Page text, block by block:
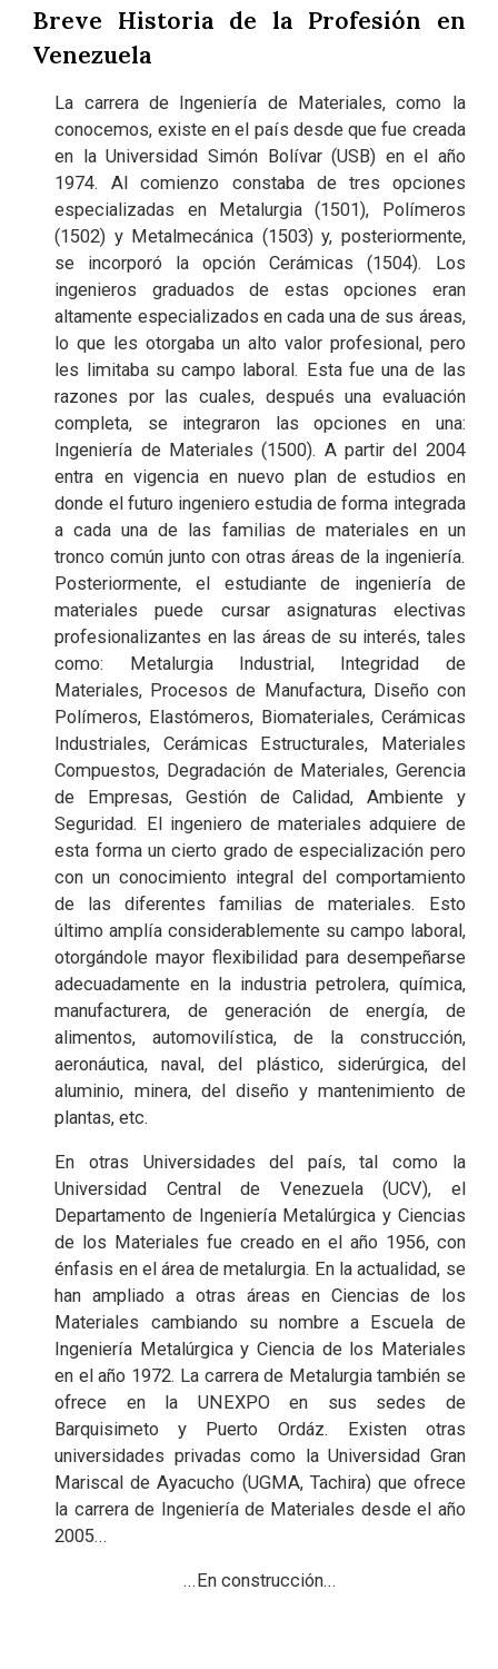
Breve Historia de la Profesión en
Venezuela
La carrera de Ingeniería de Materiales, como la
conocemos, existe en el país desde que fue creada
en la Universidad Simón Bolívar (USB) en el año
1974. Al comienzo constaba de tres opciones
especializadas en Metalurgia (1501), Polímeros
(1502) y Metalmecánica (1503) y, posteriormente,
se incorporó la opción Cerámicas (1504). Los
ingenieros graduados de estas opciones eran
altamente especializados en cada una de sus áreas,
lo que les otorgaba un alto valor profesional, pero
les limitaba su campo laboral. Esta fue una de las
razones por las cuales, después una evaluación
completa, se integraron las opciones en una:
Ingeniería de Materiales (1500). A partir del 2004
entra en vigencia en nuevo plan de estudios en
donde el futuro ingeniero estudia de forma integrada
a cada una de las familias de materiales en un
tronco común junto con otras áreas de la ingeniería.
Posteriormente, el estudiante de ingeniería de
materiales puede cursar asignaturas electivas
profesionalizantes en las áreas de su interés, tales
como: Metalurgia Industrial, Integridad de
Materiales, Procesos de Manufactura, Diseño con
Polímeros, Elastómeros, Biomateriales, Cerámicas
Industriales, Cerámicas Estructurales, Materiales
Compuestos, Degradación de Materiales, Gerencia
de Empresas, Gestión de Calidad, Ambiente y
Seguridad. El ingeniero de materiales adquiere de
esta forma un cierto grado de especialización pero
con un conocimiento integral del comportamiento
de las diferentes familias de materiales. Esto
último amplía considerablemente su campo laboral,
otorgándole mayor flexibilidad para desempeñarse
adecuadamente en la industria petrolera, química,
manufacturera, de generación de energía, de
alimentos, automovilística, de la construcción,
aeronáutica, naval, del plástico, siderúrgica, del
aluminio, minera, del diseño y mantenimiento de
plantas, etc.
En otras Universidades del país, tal como la
Universidad Central de Venezuela (UCV), el
Departamento de Ingeniería Metalúrgica y Ciencias
de los Materiales fue creado en el año 1956, con
énfasis en el área de metalurgia. En la actualidad, se
han ampliado a otras áreas en Ciencias de los
Materiales cambiando su nombre a Escuela de
Ingeniería Metalúrgica y Ciencia de los Materiales
en el año 1972. La carrera de Metalurgia también se
ofrece en la UNEXPO en sus sedes de
Barquisimeto y Puerto Ordáz. Existen otras
universidades privadas como la Universidad Gran
Mariscal de Ayacucho (UGMA, Tachira) que ofrece
la carrera de Ingeniería de Materiales desde el año
2005...
...En construcción...